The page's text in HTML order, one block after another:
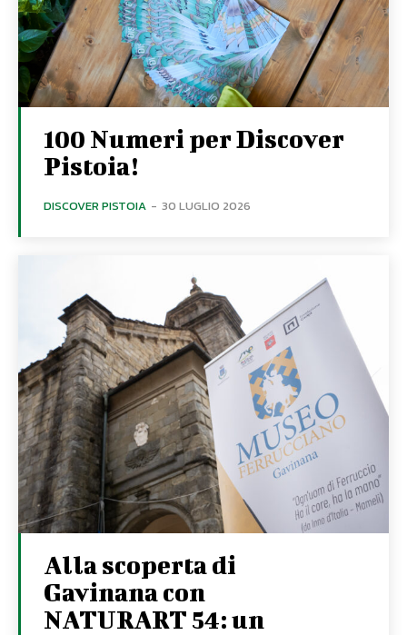
100 Numeri per Discover
Pistoia!
DISCOVER PISTOIA - 30 LUGLIO 2026
Alla scoperta di
Gavinana con
NATURART 54: un